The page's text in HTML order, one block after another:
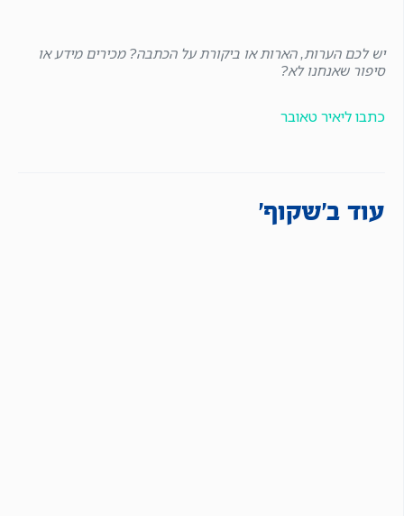
יש לכם הערות, הארות או ביקורת על הכתבה? מכירים מידע או
סיפור שאנחנו לא?
כתבו ליאיר טאובר
עוד ב'שקוף'